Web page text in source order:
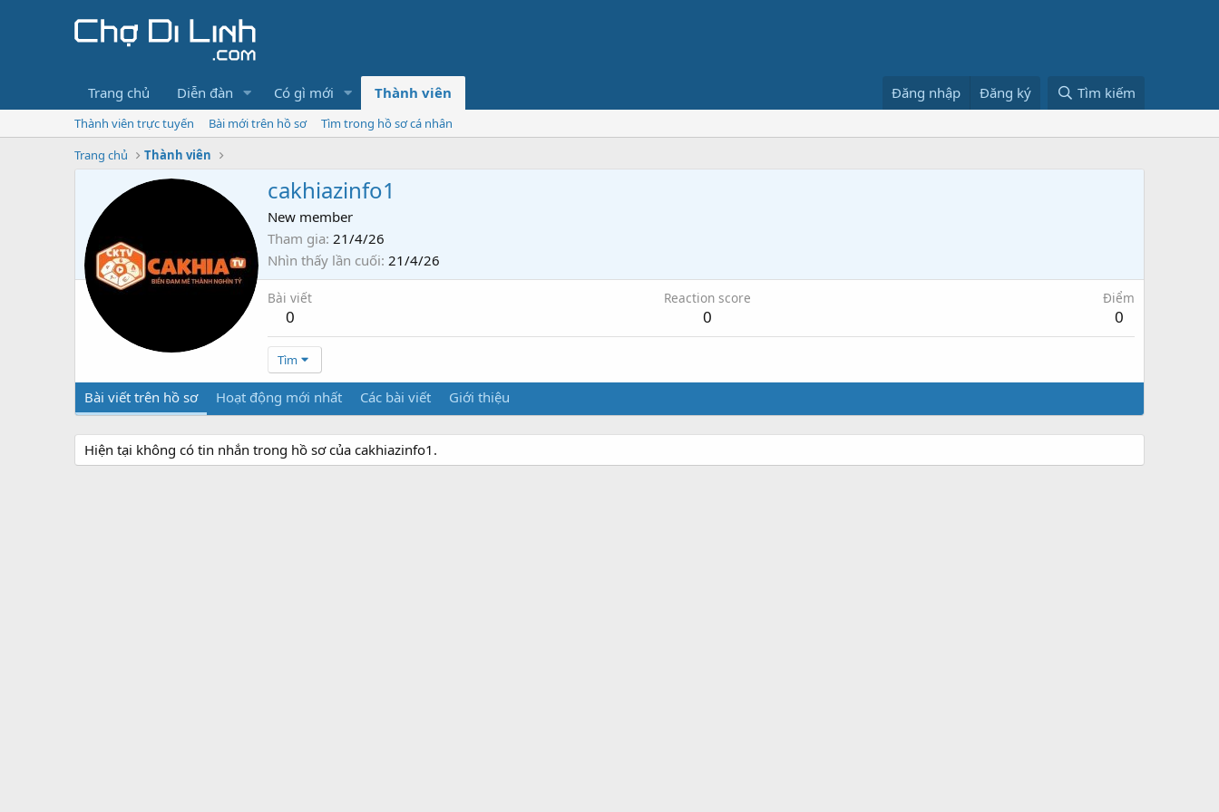
Trang chủ Diễn đàn Có gì mới Thành viên Đăng nhập Đăng ký Tìm kiếm
Thành viên trực tuyến Bài mới trên hồ sơ
Tìm trong hồ sơ cá nhân
Trang chủ
Thành viên
cakhiazinfo1
New member
Tham gia 21/4/26
Nhìn thấy lần cuối 21/4/26
Bài viết
0
Reaction score
0
Điểm
0
Tìm
Bài viết trên hồ sơ Hoạt động mới nhất Các bài viết Giới thiệu
Hiện tại không có tin nhắn trong hồ sơ của cakhiazinfo1.